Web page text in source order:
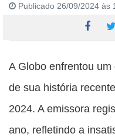
Publicado 26/09/2024 às
esta
A Globo enfrentou
de sua história
2024. A emissora
ano, refletindo a